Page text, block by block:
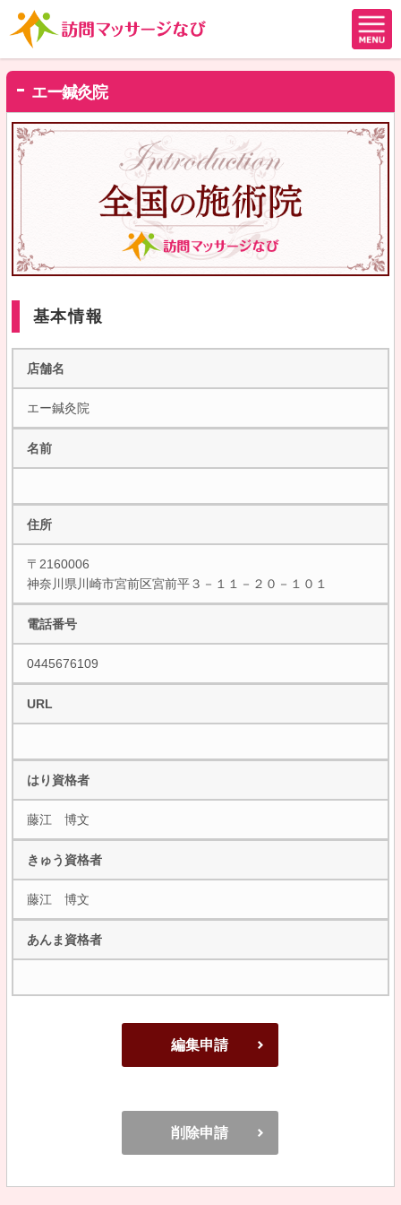
エー鍼灸院
基本情報
店舗名
エー鍼灸院
名前
住所
〒2160006
神奈川県川崎市宮前区宮前平３－１１－２０－１０１
電話番号
0445676109
URL
はり資格者
藤江 博文
きゅう資格者
藤江 博文
あんま資格者
編集申請
削除申請